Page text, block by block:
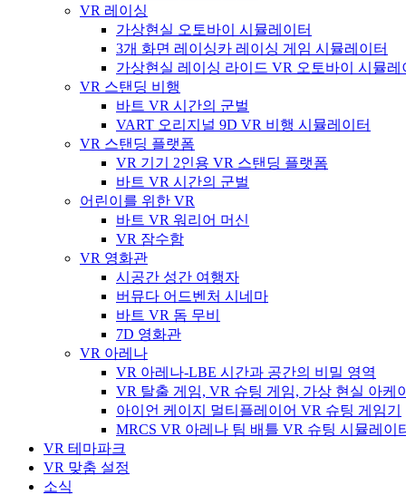
VR 레이싱
가상현실 오토바이 시뮬레이터
3개 화면 레이싱카 레이싱 게임 시뮬레이터
가상현실 레이싱 라이드 VR 오토바이 시뮬레
VR 스탠딩 비행
바트 VR 시간의 군벌
VART 오리지널 9D VR 비행 시뮬레이터
VR 스탠딩 플랫폼
VR 기기 2인용 VR 스탠딩 플랫폼
바트 VR 시간의 군벌
어린이를 위한 VR
바트 VR 워리어 머신
VR 잠수함
VR 영화관
시공간 성간 여행자
버뮤다 어드벤처 시네마
바트 VR 돔 무비
7D 영화관
VR 아레나
VR 아레나-LBE 시간과 공간의 비밀 영역
VR 탈출 게임, VR 슈팅 게임, 가상 현실 아케
아이언 케이지 멀티플레이어 VR 슈팅 게임기
MRCS VR 아레나 팀 배틀 VR 슈팅 시뮬레이
VR 테마파크
VR 맞춤 설정
소식